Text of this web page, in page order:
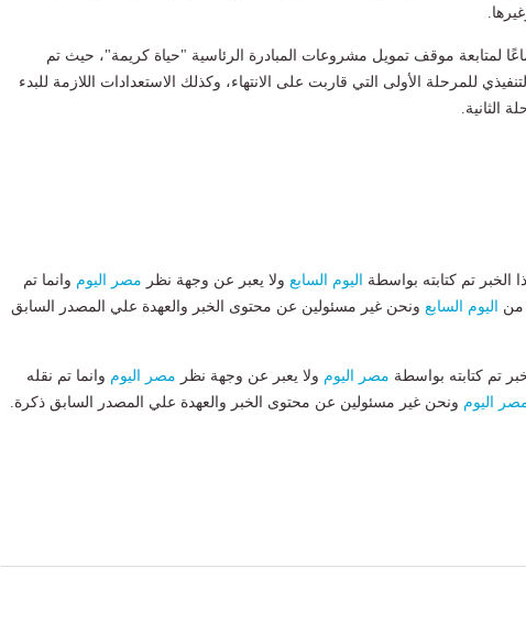
لمتابعة موقف تمويل مشروعات المبادرة الرئاسية "حياة كريمة"، حيث تم
للمرحلة الأولى التي قاربت على الانتهاء، وكذلك الاستعدادات اللازمة للبدء
الثانية.
تم كتابته بواسطة اليوم السابع ولا يعبر عن وجهة نظر مصر اليوم وانما تم
من
اليوم السابع ونحن غير مسئولين عن محتوى الخبر والعهدة علي المصدر السابق
تم كتابته بواسطة مصر اليوم ولا يعبر عن وجهة نظر مصر اليوم وانما تم نقله
اليوم ونحن غير مسئولين عن محتوى الخبر والعهدة علي المصدر السابق ذكرة.